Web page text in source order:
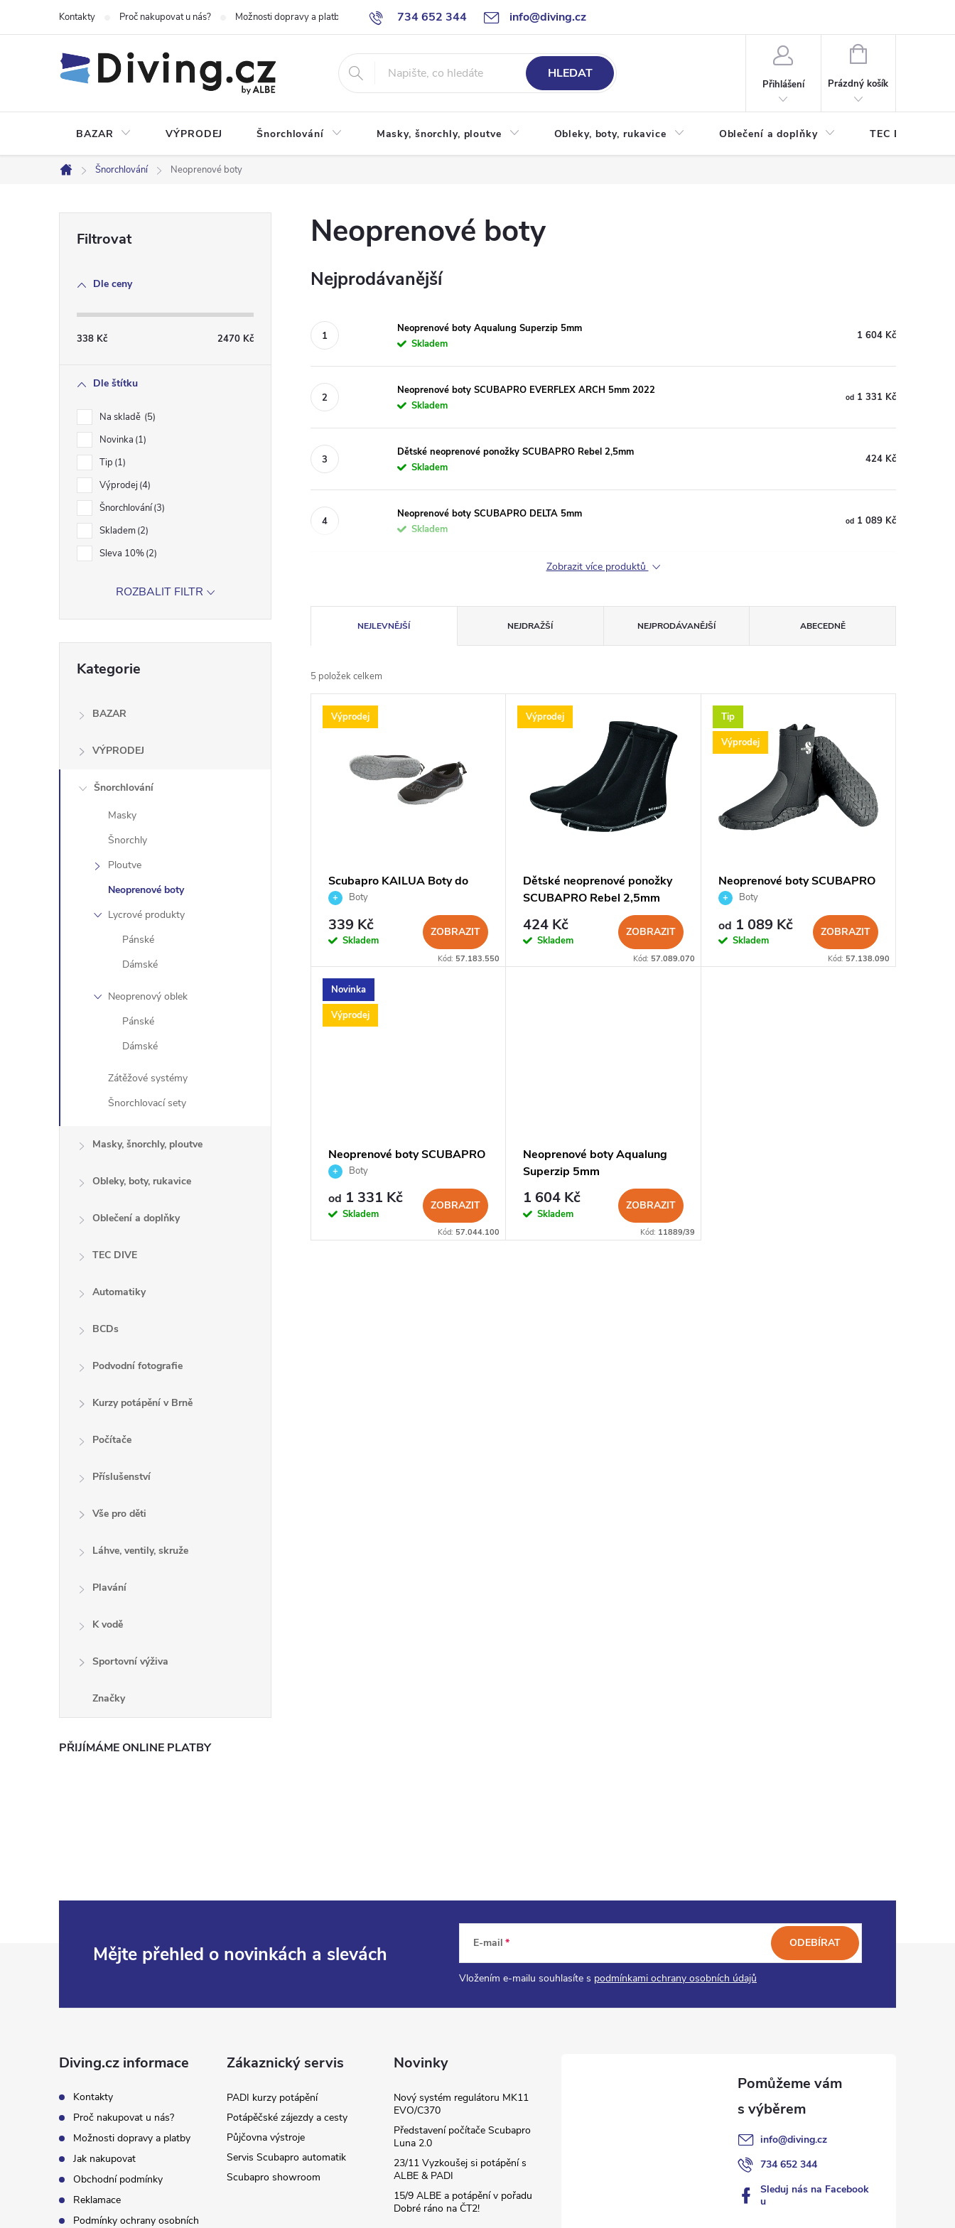
734 652 344 info@diving.cz
Kontakty Proč nakupovat u nás? Možnosti dopravy a platby Jak nakupovat Obchodní podmínky Reklamace
HLEDAT
Přihlášení
NÁKUPNÍ
Prázdný košík
BAZAR VÝPRODEJ Šnorchlování Masky, šnorchly, ploutve Obleky, boty, rukavice Oblečení a doplňky TEC DIVE
Domů
Šnorchlování Neoprenové boty
n
e
Dle ceny
338 Kč 2470 Kč
Dle štítku
Na skladě 5
Novinka 1
Tip 1
Výprodej 4
Šnorchlování 3
Skladem 2
Sleva 10% 2
ROZBALIT FILTR
kategorie
Kategorie
BAZAR
VÝPRODEJ
Šnorchlování
Masky
Šnorchly
Ploutve
Neoprenové boty
Lycrové produkty
Pánské
Dámské
Neoprenový oblek
Pánské
Dámské
Zátěžové systémy
Šnorchlovací sety
Masky, šnorchly, ploutve
Obleky, boty, rukavice
Oblečení a doplňky
TEC DIVE
Automatiky
BCDs
Podvodní fotografie
Kurzy potápění v Brně
Počítače
Příslušenství
Vše pro děti
Láhve, ventily, skruže
Plavání
K vodě
Sportovní výživa
Značky
PŘIJÍMÁME ONLINE PLATBY
Neoprenové boty
Nejprodávanější
Neoprenové boty Aqualung Superzip 5mm
Skladem
1 604 Kč
Neoprenové boty SCUBAPRO EVERFLEX ARCH 5mm 2022
Skladem
od 1 331 Kč
Dětské neoprenové ponožky SCUBAPRO Rebel 2,5mm
Skladem
424 Kč
Neoprenové boty SCUBAPRO DELTA 5mm
Skladem
od 1 089 Kč
Zobrazit více produktů
a
z
e
u
k
NEJLEVNĚJŠÍ NEJDRAŽŠÍ NEJPRODÁVANĚJŠÍ ABECEDNĚ
5 položek celkem
V
o
d
u
Výprodej
Scubapro KAILUA Boty do
vodyBoty
339 Kč
Skladem
ZOBRAZIT
Kód: 57.183.550
Výprodej
Dětské neoprenové ponožky
SCUBAPRO Rebel 2,5mm
424 Kč
Skladem
ZOBRAZIT
Kód: 57.089.070
Tip
Výprodej
Neoprenové boty SCUBAPRO
DELTA 5mm
Boty
od 1 089 Kč
Skladem
ZOBRAZIT
Kód: 57.138.090
Novinka
Výprodej
Neoprenové boty SCUBAPRO
EVERFLEX ARCH 5mm 2022
Boty
od 1 331 Kč
Skladem
ZOBRAZIT
Kód: 57.044.100
Neoprenové boty Aqualung
Superzip 5mm
1 604 Kč
Skladem
ZOBRAZIT
Kód: 11889/39
Mějte přehled o novinkách a slevách E-mail
Vložením e-mailu souhlasíte s podmínkami ochrany osobních údajů
ODEBÍRAT
Diving.cz informace
Kontakty
Proč nakupovat u nás?
Možnosti dopravy a platby
Jak nakupovat
Obchodní podmínky
Reklamace
Podmínky ochrany osobních
Zákaznický servis
PADI kurzy potápění
Potápěčské zájezdy a cesty
Půjčovna výstroje
Servis Scubapro automatik
Scubapro showroom
Novinky
Nový systém regulátoru MK11
EVO/C370
Představení počítače Scubapro
Luna 2.0
23/11 Vyzkoušej si potápění s
ALBE & PADI
15/9 ALBE a potápění v pořadu
Dobré ráno na ČT2!
info@diving.cz
734 652 344
Sleduj nás na Facebook
u